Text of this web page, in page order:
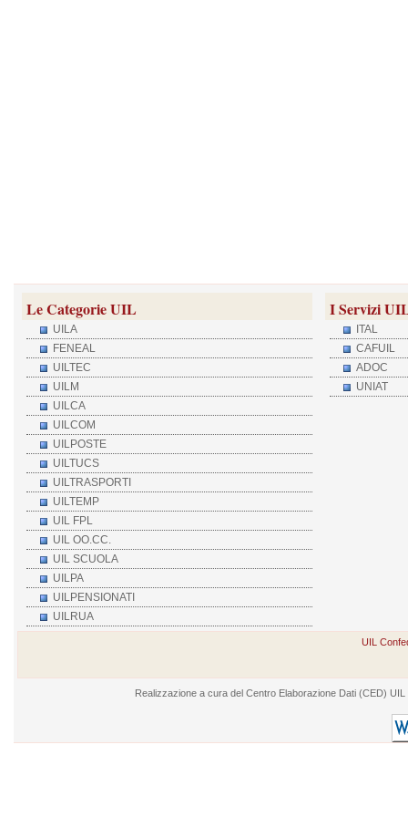
Le Categorie UIL
UILA
FENEAL
UILTEC
UILM
UILCA
UILCOM
UILPOSTE
UILTUCS
UILTRASPORTI
UILTEMP
UIL FPL
UIL OO.CC.
UIL SCUOLA
UILPA
UILPENSIONATI
UILRUA
I Servizi
ITAL
CAFUIL
ADOC
UNIAT
UIL
Realizzazione a cura del Centro Elaborazione Dati (CED)